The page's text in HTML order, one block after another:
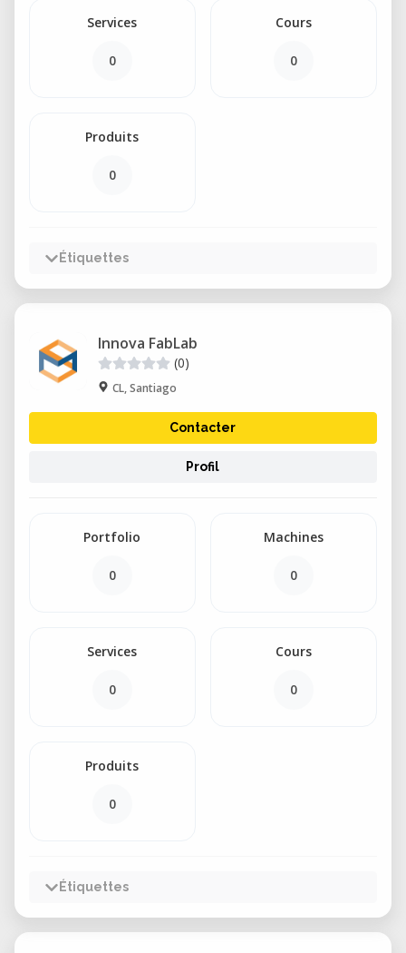
Services
0
Cours
0
Produits
0
Étiquettes
Innova FabLab
(0)
CL, Santiago
Contacter
Profil
Portfolio
0
Machines
0
Services
0
Cours
0
Produits
0
Étiquettes